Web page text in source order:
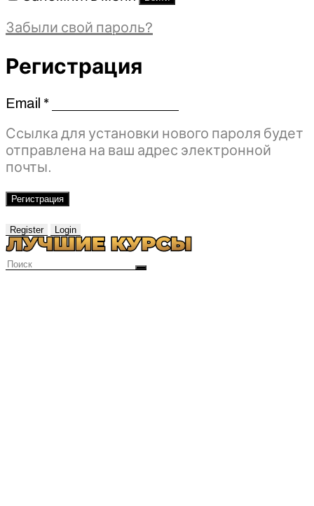
Забыли свой пароль?
Регистрация
Email *Обязательно
Ссылка для установки нового пароля будет
отправлена ​​на ваш адрес электронной
почты.
Регистрация
Register Login